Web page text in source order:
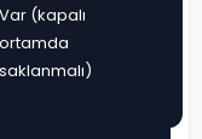
Var (kapalı
ortamda
saklanmalı)